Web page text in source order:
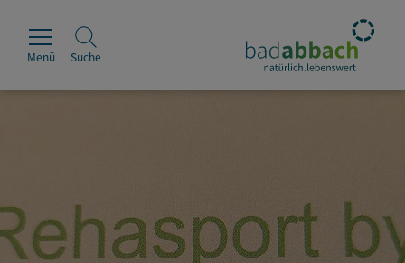
Leben & Wohnen
Menü Suche